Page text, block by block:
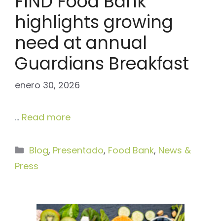
highlights growing
need at annual
Guardians Breakfast
enero 30, 2026
… Read more
Categorías
Blog, Presentado, Food Bank, News &
Press